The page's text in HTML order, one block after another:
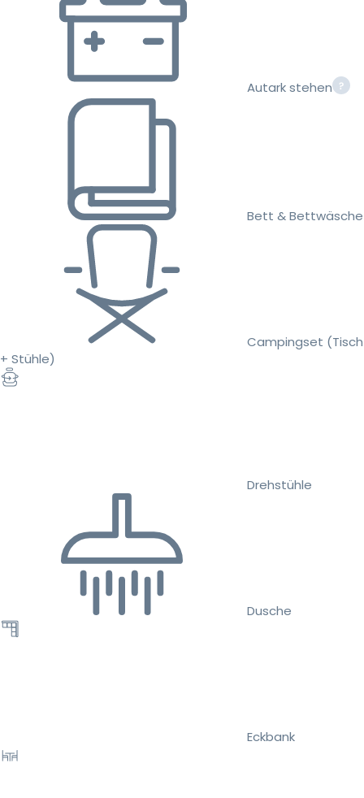
Autark stehen
Bett & Bettwäsche
Campingset (Tisch
+ Stühle)
Drehstühle
Dusche
Eckbank